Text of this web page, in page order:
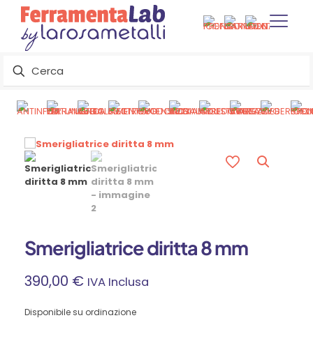
Smerigliatrice diritta 8 mm
390,00 € IVA Inclusa
Disponibile su ordinazione